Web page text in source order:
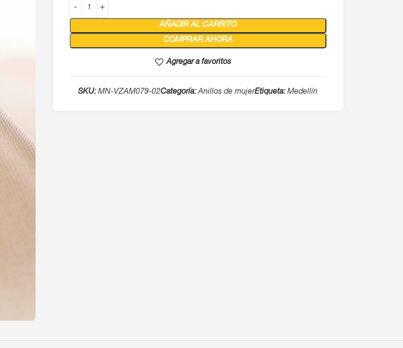
AÑADIR AL CARRITO
COMPRAR AHORA
Agregar a favoritos
SKU:MN-VZAM079-02Categoría: Anillos de mujerEtiqueta: Medellín